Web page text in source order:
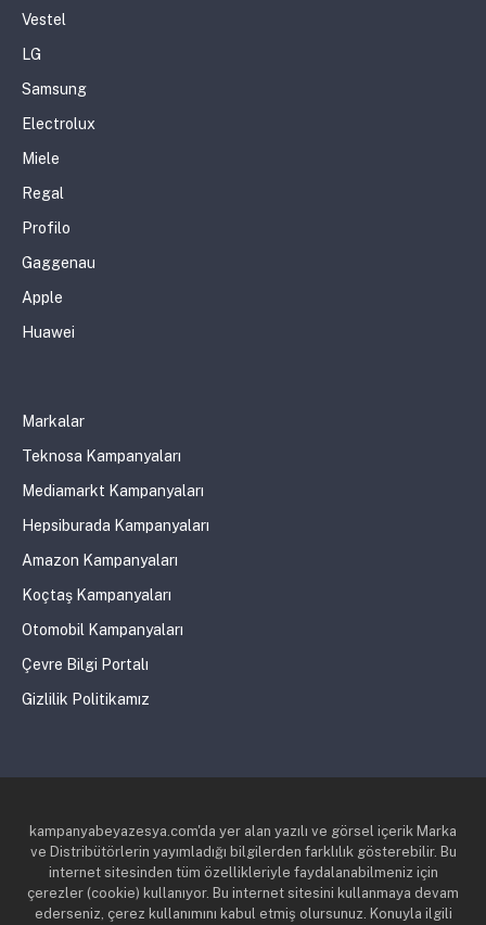
Vestel
LG
Samsung
Electrolux
Miele
Regal
Profilo
Gaggenau
Apple
Huawei
Markalar
Teknosa Kampanyaları
Mediamarkt Kampanyaları
Hepsiburada Kampanyaları
Amazon Kampanyaları
Koçtaş Kampanyaları
Otomobil Kampanyaları
Çevre Bilgi Portalı
Gizlilik Politikamız
kampanyabeyazesya.com'da yer alan yazılı ve görsel içerik Marka
ve Distribütörlerin yayımladığı bilgilerden farklılık gösterebilir. Bu
internet sitesinden tüm özellikleriyle faydalanabilmeniz için
çerezler (cookie) kullanıyor. Bu internet sitesini kullanmaya devam
ederseniz, çerez kullanımını kabul etmiş olursunuz. Konuyla ilgili